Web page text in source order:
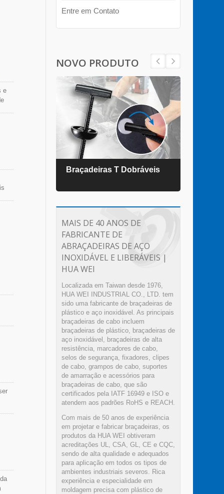
e
a
o
a
Entre em Contato
NOVO PRODUTO
Braçadeiras T Dobráveis
MAIS DE 40 ANOS DE
FABRICANTE DE
ABRAÇADEIRAS DE AÇO
INOXIDÁVEL E LIBERÁVEIS |
HUA WEI
Localizada em Taiwan desde 1976,
HUA WEI INDUSTRIAL CO., LTD. tem
sido uma fabricante de braçadeiras de
plástico e aço inoxidável. As principais
braçadeiras de cabo incluem
braçadeiras de plástico, braçadeiras de
aço inoxidável, braçadeiras de alta
resistência, marcadores de cabo,
selos de segurança, fixadores, clipes
de cabo, grampos de cabo, suportes
de amarração e acessórios para
braçadeiras de cabo, que são
certificados pela IATF 16949 e ISO e
atendem aos padrões RoHS e REACH.
Com mais de 50 anos de experiência
em projetar e fabricar braçadeiras, os
produtos da HUA WEI obtiveram
acreditações UL, CSA, GL, CE e CQC,
sendo de alta qualidade e adequados
para aplicação em todos os tipos de
ambientes industriais severos. Rica
experiência e especialidade em
moldagem precisa com plástico de